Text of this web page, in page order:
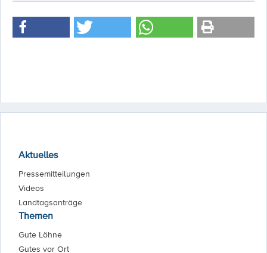
Aktuelles
Pressemitteilungen
Videos
Landtagsanträge
Themen
Gute Löhne
Gutes vor Ort